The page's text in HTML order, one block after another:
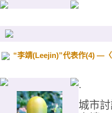
“李靖(Leejin)”代表作(4) —
.
城市討